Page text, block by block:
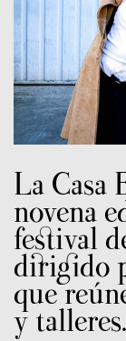
La Casa
novena
festival
dirigido
que
y talleres.